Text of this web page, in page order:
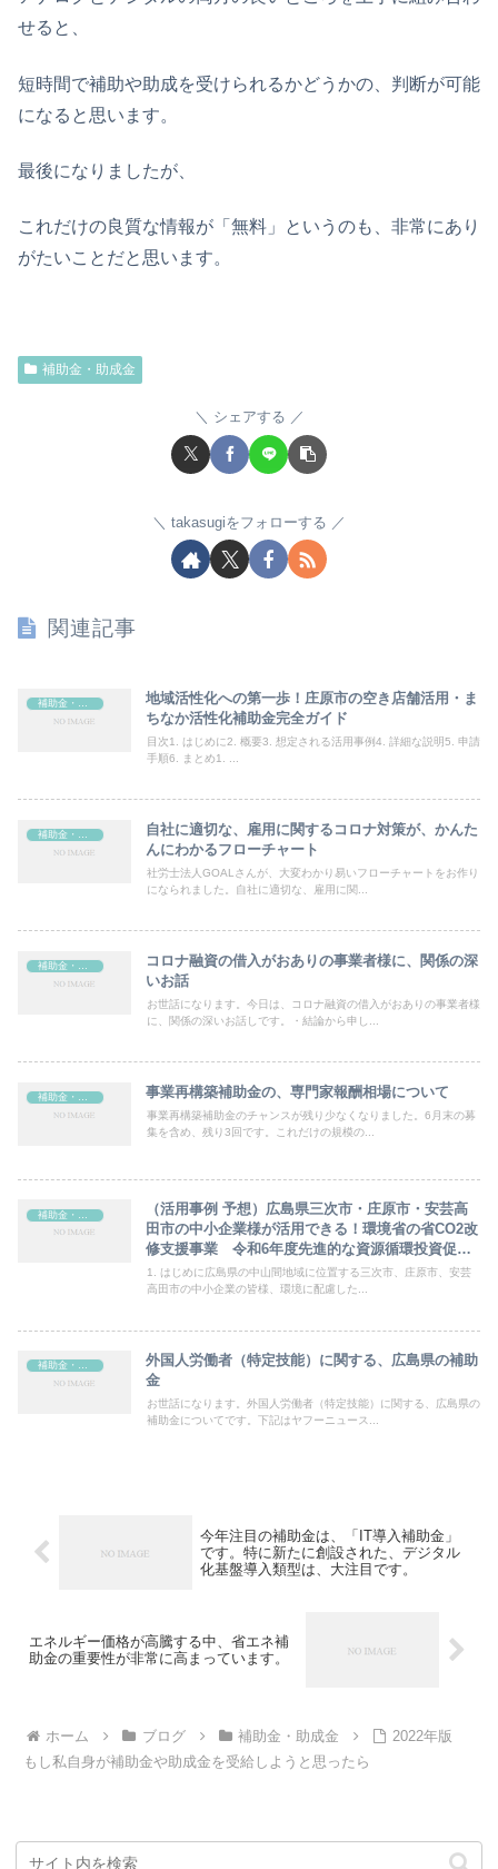
せると、
短時間で補助や助成を受けられるかどうかの、判断が可能
になると思います。
最後になりましたが、
これだけの良質な情報が「無料」というのも、非常にあり
がたいことだと思います。
補助金・助成金
シェアする
takasugiをフォローする
関連記事
補助金・助成金
地域活性化への第一歩！庄原市の空き店舗活用・ま
ちなか活性化補助金完全ガイド
目次1. はじめに2. 概要3. 想定される活用事例4. 詳細な説明5. 申請
手順6. まとめ1. ...
補助金・助成金
自社に適切な、雇用に関するコロナ対策が、かんた
んにわかるフローチャート
社労士法人GOALさんが、大変わかり易いフローチャートをお作り
になられました。自社に適切な、雇用に関...
コロナ融資の借入がおありの事業者様に、関係の深
いお話
お世話になります。今日は、コロナ融資の借入がおありの事業者様
に、関係の深いお話しです。・結論から申し...
事業再構築補助金の、専門家報酬相場について
事業再構築補助金のチャンスが残り少なくなりました。6月末の募
集を含め、残り3回です。これだけの規模の...
（活用事例 予想）広島県三次市・庄原市・安芸高
田市の中小企業様が活用できる！環境省の省CO2改
修支援事業 令和6年度先進的な資源循環投資促進
事業
1. はじめに広島県の中山間地域に位置する三次市、庄原市、安芸
高田市の中小企業の皆様、環境に配慮した...
補助金・助成金
外国人労働者（特定技能）に関する、広島県の補助
金
お世話になります。外国人労働者（特定技能）に関する、広島県の
補助金についてです。下記はヤフーニュース...
今年注目の補助金は、「IT導入補助金」
です。特に新たに創設された、デジタル
化基盤導入類型は、大注目です。
エネルギー価格が高騰する中、省エネ補
助金の重要性が非常に高まっています。
ホーム ブログ 補助金・助成金
2022年版
もし私自身が補助金や助成金を受給しようと思ったら